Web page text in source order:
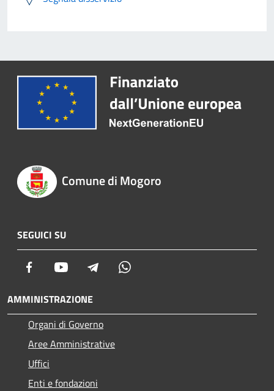
Comune di Mogoro
SEGUICI SU
Facebook Youtube Telegram
AMMINISTRAZIONE
Organi di Governo
Aree Amministrative
Uffici
Enti e fondazioni